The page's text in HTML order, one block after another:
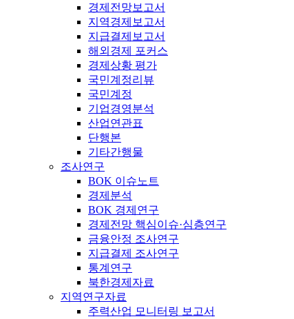
경제전망보고서
지역경제보고서
지급결제보고서
해외경제 포커스
경제상황 평가
국민계정리뷰
국민계정
기업경영분석
산업연관표
단행본
기타간행물
조사연구
BOK 이슈노트
경제분석
BOK 경제연구
경제전망 핵심이슈·심층연구
금융안정 조사연구
지급결제 조사연구
통계연구
북한경제자료
지역연구자료
주력산업 모니터링 보고서